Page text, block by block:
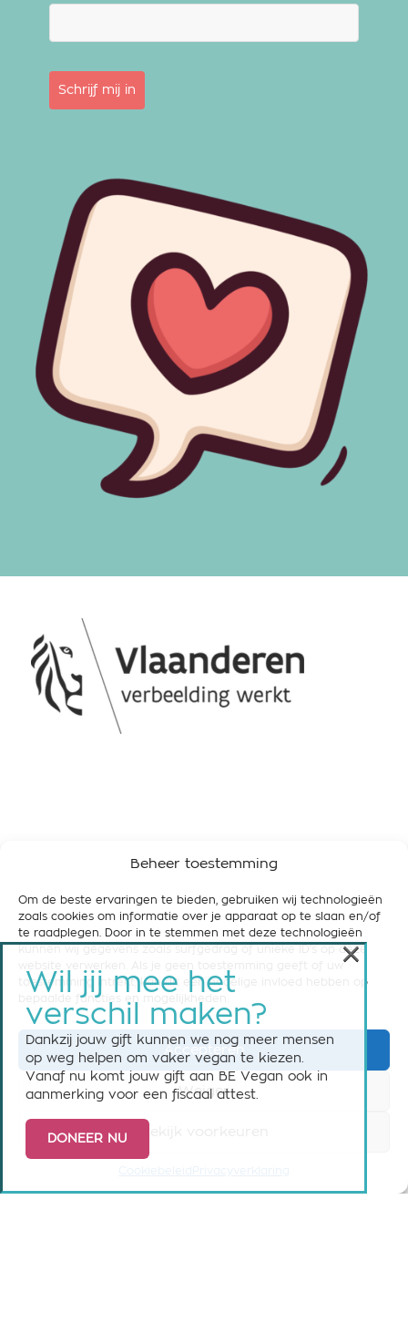
Beheer toestemming
Om de beste ervaringen te bieden, gebruiken wij technologieën
zoals cookies om informatie over je apparaat op te slaan en/of
te raadplegen. Door in te stemmen met deze technologieën
kunnen wij gegevens zoals surfgedrag of unieke ID's op deze
toestemming intrekt, kan dit een nadelige invloed hebben op
bepaalde functies en mogelijkheden.
Accepteren
Weiger
Schrijf mij in
BE VEGAN VZW
BTW BE0639.727.569
IBAN BE33 7390 1167 3646
Cookie policy
Privacy policy
STEUN BE VEGAN
Wil jij mee het
verschil maken?
Dankzij jouw gift kunnen we nog meer mensen
op weg helpen om vaker vegan te kiezen.
Vanaf nu komt jouw gift aan BE Vegan ook in
aanmerking voor een fiscaal attest.
DONEER NU
×